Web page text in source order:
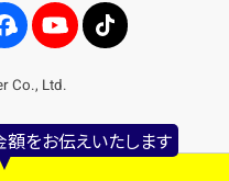
額をお伝えいたします
Co., Ltd.